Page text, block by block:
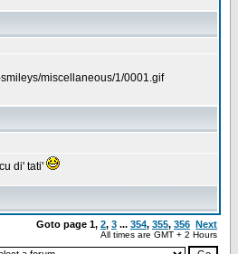
miscellaneous/1/0001.gif
di' tati'
Goto page 1, 2, 3 ... 354, 355, 356 Next
All times are GMT + 2 Hours